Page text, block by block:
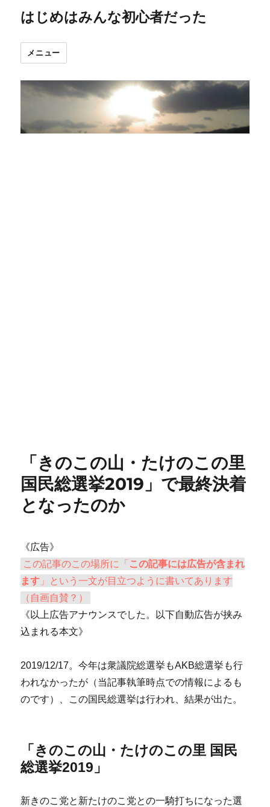
はじめはみんな初心者だった
メニュー
「きのこの山・たけのこの里
国民総選挙2019」で最終決着
となったのか
《広告》
この記事のこの場所に「 この記事には広告が含まれ
ます 」という一文が目立つように書いてあります
（自画自賛？）
《以上広告アナウンスでした。以下自動広告が挟み
込まれる本文》
2019/12/17。今年は衆議院総選挙もAKB総選挙も行
われなかったが（当記事執筆時点での情報によるも
のです）、この国民総選挙は行われ、結果が出た。
「きのこの山・たけのこの里 国民
総選挙2019」
新きのこ党と新たけのこ党との一騎打ちになった選